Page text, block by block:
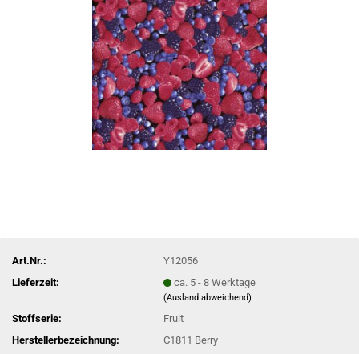
Art.Nr.:
Y12056
Lieferzeit:
ca. 5 - 8 Werktage
(Ausland abweichend)
Stoffserie:
Fruit
Herstellerbezeichnung:
C1811 Berry